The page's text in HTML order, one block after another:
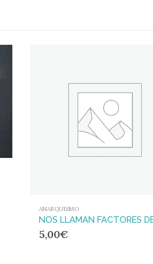
ANARQUISMO
5,00€